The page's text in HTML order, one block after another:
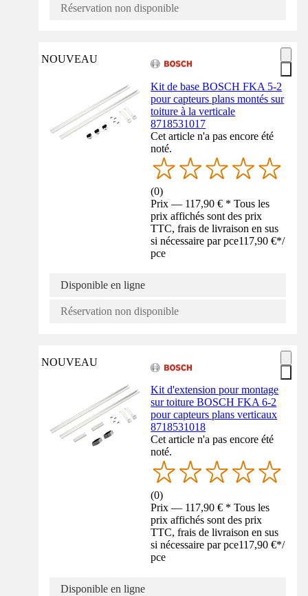
Réservation non disponible
NOUVEAU
Kit de base BOSCH FKA 5-2
pour capteurs plans montés sur
toiture à la verticale
8718531017
Cet article n'a pas encore été
noté.
(0)
Prix — 117,90 € * Tous les
prix affichés sont des prix
TTC, frais de livraison en sus
si nécessaire par pce117,90 €*/
pce
Disponible en ligne
Réservation non disponible
NOUVEAU
Kit d'extension pour montage
sur toiture BOSCH FKA 6-2
pour capteurs plans verticaux
8718531018
Cet article n'a pas encore été
noté.
(0)
Prix — 117,90 € * Tous les
prix affichés sont des prix
TTC, frais de livraison en sus
si nécessaire par pce117,90 €*/
pce
Disponible en ligne